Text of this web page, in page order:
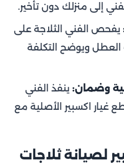
إلى منزلك دون تأخير.
يفحص الفني الثلاجة على
العطل ويوضح التكلفة
وضمان: ينفذ الفني
غيار اكسبير الأصلية مع
لصيانة ثلاجات